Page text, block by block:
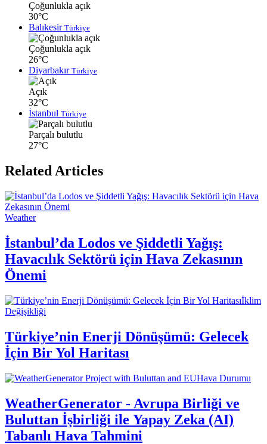
Çoğunlukla açık
30°C
Balıkesir Türkiye
Çoğunlukla açık
26°C
Diyarbakır Türkiye
Açık
32°C
İstanbul Türkiye
Parçalı bulutlu
27°C
Related Articles
Weather
İstanbul’da Lodos ve Şiddetli Yağış:
Havacılık Sektörü için Hava Zekasının
Önemi
İklim
Değişikliği
Türkiye’nin Enerji Dönüşümü: Gelecek
İçin Bir Yol Haritası
Hava Durumu
WeatherGenerator - Avrupa Birliği ve
Buluttan İşbirliği ile Yapay Zeka (AI)
Tabanlı Hava Tahmini